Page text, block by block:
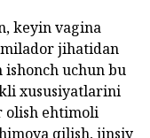
keyin vagina
jihatidan
uchun bu
xususiyatlarini
olish ehtimoli
qilish, jinsiy